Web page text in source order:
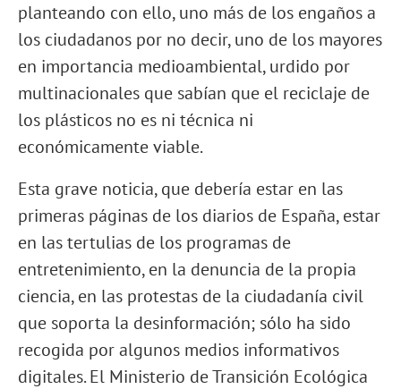
planteando con ello, uno más de los engaños a
los ciudadanos por no decir, uno de los mayores
en importancia medioambiental, urdido por
multinacionales que sabían que el reciclaje de
los plásticos no es ni técnica ni
económicamente viable.
Esta grave noticia, que debería estar en las
primeras páginas de los diarios de España, estar
en las tertulias de los programas de
entretenimiento, en la denuncia de la propia
ciencia, en las protestas de la ciudadanía civil
que soporta la desinformación; sólo ha sido
recogida por algunos medios informativos
digitales. El Ministerio de Transición Ecológica